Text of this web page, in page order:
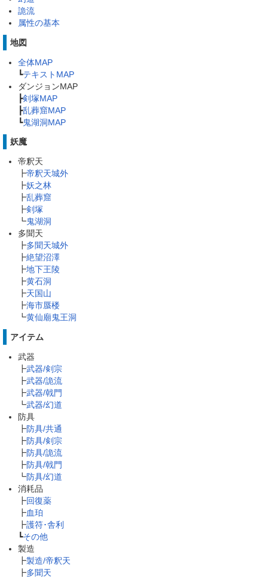
詭流
属性の基本
地図
全体MAP
┗テキストMAP
ダンジョンMAP
┣剣塚MAP
┣乱葬窟MAP
┗鬼湖洞MAP
妖魔
帝釈天
┣帝釈天城外
┣妖之林
┣乱葬窟
┣剣塚
┗鬼湖洞
多聞天
┣多聞天城外
┣絶望沼澤
┣地下王陵
┣黄石洞
┣天国山
┣海市蜃楼
┗黄仙廟鬼王洞
アイテム
武器
┣武器/剣宗
┣武器/詭流
┣武器/戟門
┗武器/幻道
防具
┣防具/共通
┣防具/剣宗
┣防具/詭流
┣防具/戟門
┗防具/幻道
消耗品
┣回復薬
┣血珀
┣護符･舎利
┗その他
製造
┣製造/帝釈天
┣多聞天